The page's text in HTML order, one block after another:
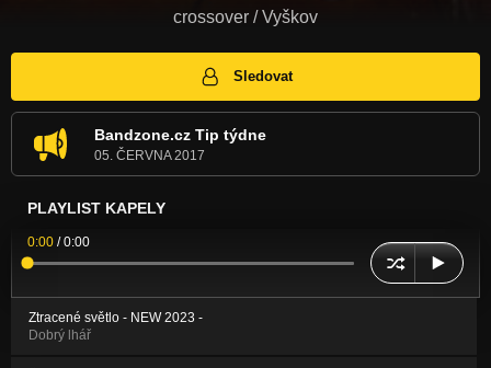
crossover / Vyškov
Sledovat
Bandzone.cz Tip týdne
05. ČERVNA 2017
PLAYLIST KAPELY
0:00 /0:00
Ztracené světlo - NEW 2023 -
Dobrý lhář